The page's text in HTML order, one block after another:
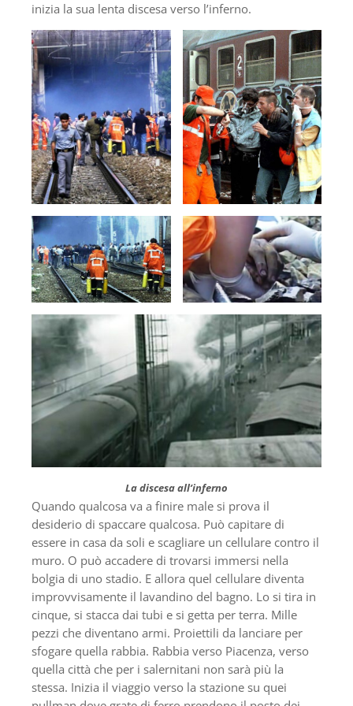
inizia la sua lenta discesa verso l’inferno.
La discesa all’inferno
Quando qualcosa va a finire male si prova il
desiderio di spaccare qualcosa. Può capitare di
essere in casa da soli e scagliare un cellulare contro il
muro. O può accadere di trovarsi immersi nella
bolgia di uno stadio. E allora quel cellulare diventa
improvvisamente il lavandino del bagno. Lo si tira in
cinque, si stacca dai tubi e si getta per terra. Mille
pezzi che diventano armi. Proiettili da lanciare per
sfogare quella rabbia. Rabbia verso Piacenza, verso
quella città che per i salernitani non sarà più la
stessa. Inizia il viaggio verso la stazione su quei